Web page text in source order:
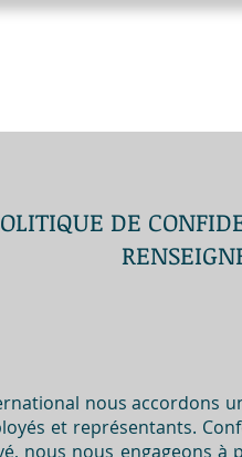
DE
nous accordons
et représentants.
nous nous engageons